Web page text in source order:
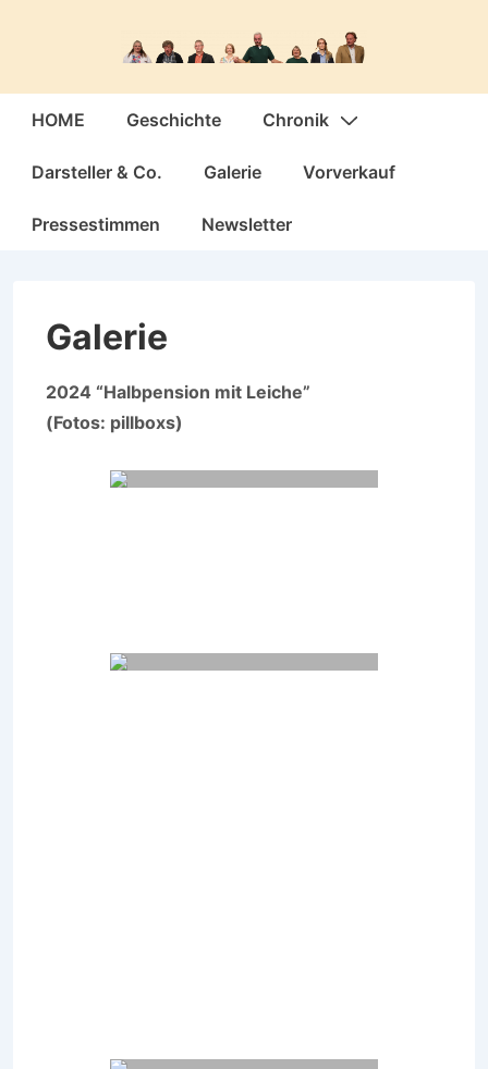
Hauptnavigation
HOME Geschichte Chronik
Darsteller & Co. Galerie Vorverkauf
Pressestimmen Newsletter
Galerie
2024 “Halbpension mit Leiche”
(Fotos: pillboxs)